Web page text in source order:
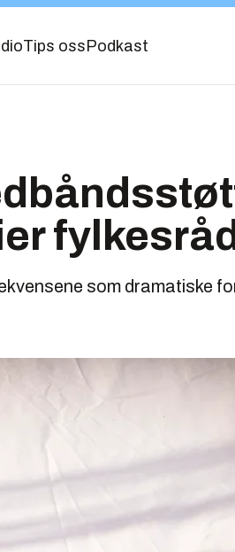
Tips oss Podkast
som dramatiske